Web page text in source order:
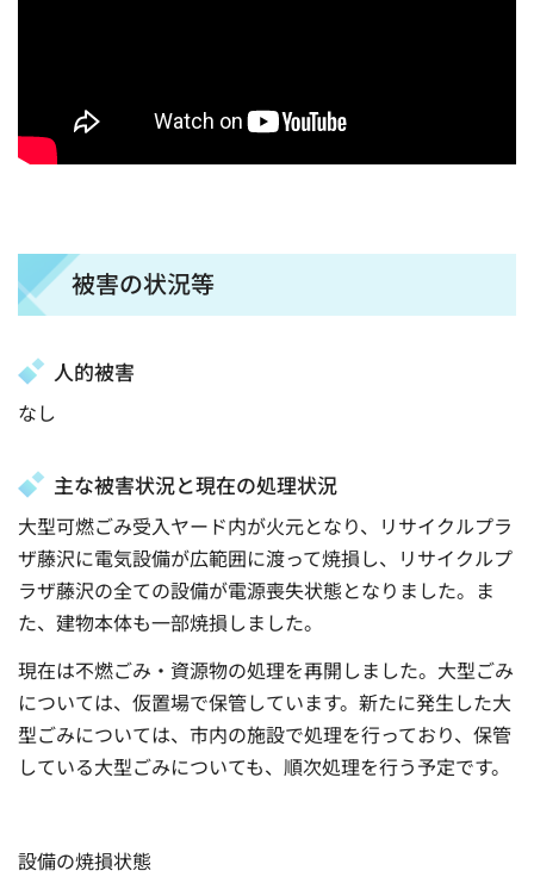
被害の状況等
人的被害
なし
主な被害状況と現在の処理状況
大型可燃ごみ受入ヤード内が火元となり、リサイクルプラ
ザ藤沢に電気設備が広範囲に渡って焼損し、リサイクルプ
ラザ藤沢の全ての設備が電源喪失状態となりました。ま
た、建物本体も一部焼損しました。
現在は不燃ごみ・資源物の処理を再開しました。大型ごみ
については、仮置場で保管しています。新たに発生した大
型ごみについては、市内の施設で処理を行っており、保管
している大型ごみについても、順次処理を行う予定です。
設備の焼損状態